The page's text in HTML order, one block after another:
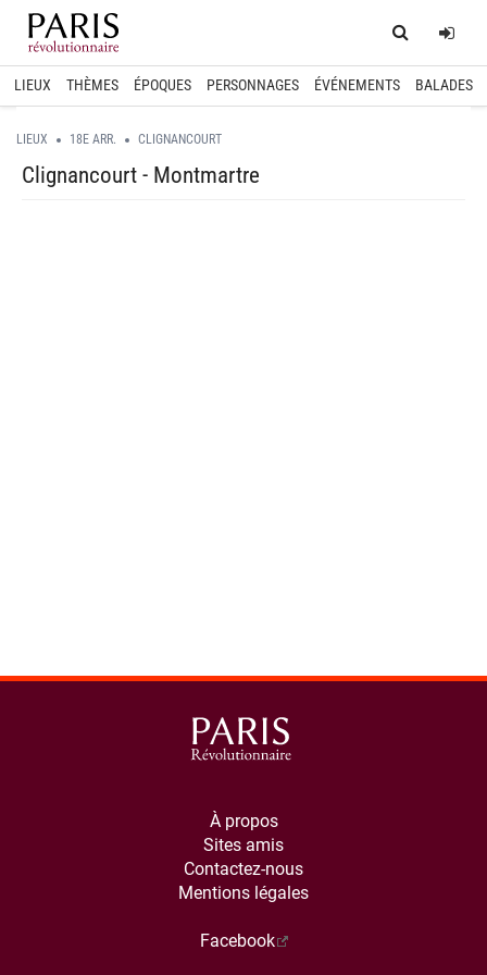
Home
LIEUX THÈMES ÉPOQUES PERSONNAGES ÉVÉNEMENTS BALADES
LIEUX 18E ARR. CLIGNANCOURT
Clignancourt - Montmartre
À propos
Sites amis
Contactez-nous
Mentions légales
Facebook